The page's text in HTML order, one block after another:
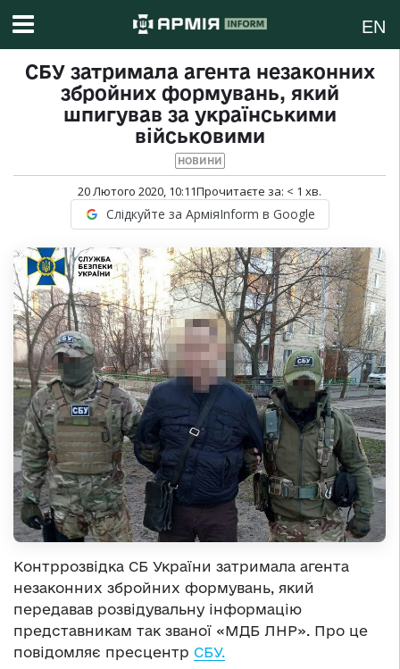
EN
СБУ затримала агента незаконних
збройних формувань, який
шпигував за українськими
військовими
НОВИНИ
20 Лютого 2020, 10:11Прочитаєте за: < 1 хв.
Слідкуйте за АрміяInform в Google
Контррозвідка СБ України затримала агента
незаконних збройних формувань, який
передавав розвідувальну інформацію
представникам так званої «МДБ ЛНР». Про це
повідомляє пресцентр СБУ.